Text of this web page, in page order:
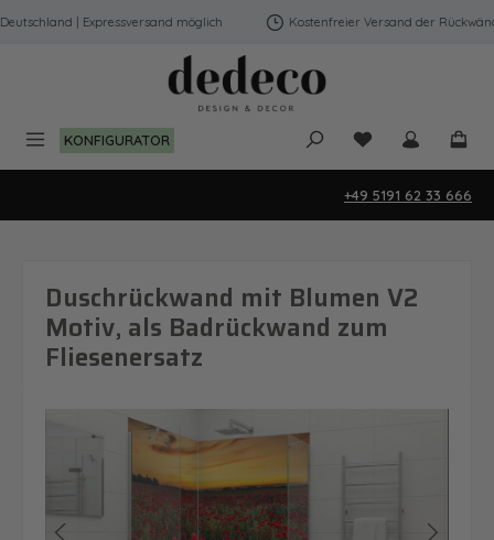
Zum Hauptinhalt springen
| Expressversand möglich Kostenfreier Versand der
KONFIGURATOR Du hast 0
+49 5191 62 33 666
Duschrückwand mit Blumen V2
Motiv, als Badrückwand zum
Fliesenersatz
Bildergalerie überspringen